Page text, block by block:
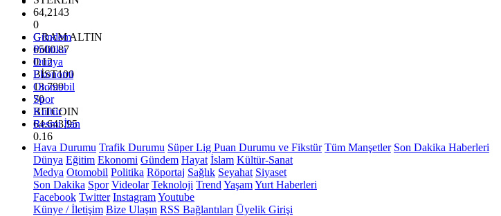
64,2143
0
GRAM ALTIN
6500.87
0.12
BİST100
13.799
70
BITCOIN
64.643,95
0.16
Gündem
Politika
Dünya
Ekonomi
Otomobil
Spor
Kültür
Resmi İlan
Hava Durumu Trafik Durumu Süper Lig Puan Durumu ve Fikstür Tüm Manşetler Son Dakika Haberleri
Dünya Eğitim Ekonomi Gündem Hayat İslam Kültür-Sanat
Medya Otomobil Politika Röportaj Sağlık Seyahat Siyaset
Son Dakika Spor Videolar Teknoloji Trend YaşamYurt Haberleri
Facebook Twitter InstagramYoutube
Künye / İletişim Bize Ulaşın RSS Bağlantıları Üyelik Girişi